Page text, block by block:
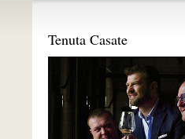
Tenuta Casate